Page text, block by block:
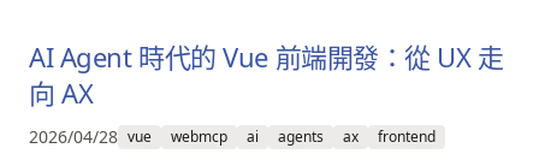
AI Agent 時代的 Vue 前端開發：從 UX 走
向 AX
2026/04/28 vue webmcp ai agents ax frontend